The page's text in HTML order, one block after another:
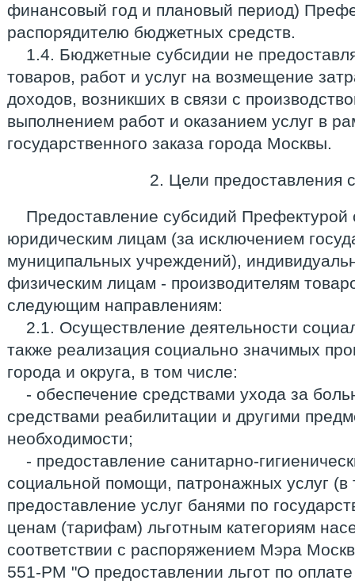
финансовый год и плановый период)
распорядителю бюджетных средств.
1.4. Бюджетные субсидии не
товаров, работ и услуг на возмещение
доходов, возникших в связи с
выполнением работ и оказанием услуг в
государственного заказа города Москвы.
2. Цели предоставления
Предоставление субсидий Префектурой
юридическим лицам (за исключением
муниципальных учреждений),
физическим лицам - производителям
следующим направлениям:
2.1. Осуществление деятельности
также реализация социально значимых
города и округа, в том числе:
- обеспечение средствами ухода за
средствами реабилитации и другими
необходимости;
- предоставление санитарно-
социальной помощи, патронажных услуг (в
предоставление услуг банями по
ценам (тарифам) льготным категориям
соответствии с распоряжением Мэра
551-РМ "О предоставлении льгот по